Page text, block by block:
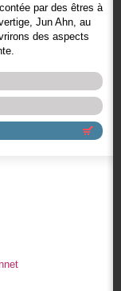
par des êtres à
Jun Ahn, au
des aspects